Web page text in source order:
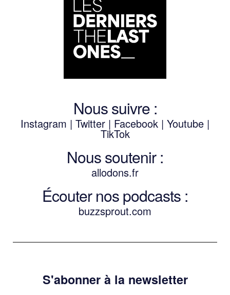
Nous suivre :
Instagram | Twitter | Facebook | Youtube |
TikTok
Nous soutenir :
allodons.fr
Écouter nos podcasts :
buzzsprout.com
S'abonner à la newsletter